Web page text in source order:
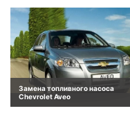
Замена топливного насоса
Chevrolet Aveo